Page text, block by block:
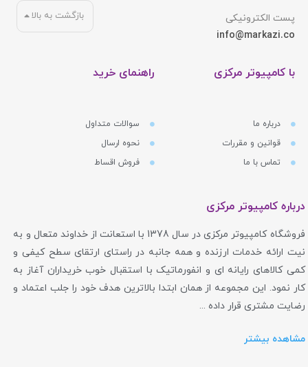
پست الکترونیکی
info@markazi.co
با کامپیوتر مرکزی
درباره ما
قوانین و مقررات
تماس با ما
راهنمای خرید
سوالات متداول
نحوه ارسال
فروش اقساط
بازگشت به بالا
درباره کامپیوتر مرکزی
فروشگاه کامپیوتر مرکزی در سال 1378 با استعانت از خداوند متعال و به
نیت ارائه خدمات ارزنده و همه جانبه در راستای ارتقای سطح کیفی و
کمی کالاهای رایانه ای و انفورماتیک با استقبال خوب خریداران آغاز به
کار نمود. این مجموعه از همان ابتدا بالاترین هدف خود را جلب اعتماد و
رضایت مشتری قرار داده ...
مشاهده بیشتر